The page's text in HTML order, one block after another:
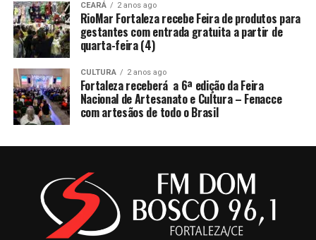
CEARÁ 2 anos ago
RioMar Fortaleza recebe Feira de produtos para
gestantes com entrada gratuita a partir de
quarta-feira (4)
CULTURA 2 anos ago
Fortaleza receberá a 6ª edição da Feira
Nacional de Artesanato e Cultura – Fenacce
com artesãos de todo o Brasil